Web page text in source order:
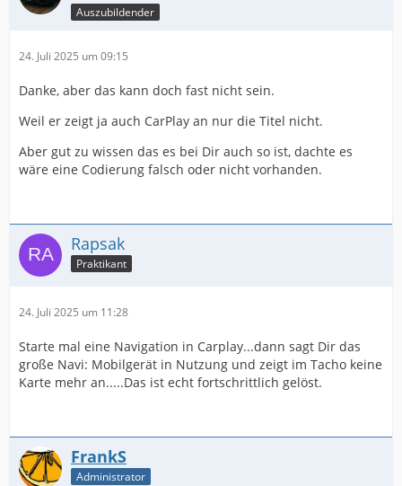
Auszubildender
24. Juli 2025 um 09:15
Danke, aber das kann doch fast nicht sein.
Weil er zeigt ja auch CarPlay an nur die Titel nicht.
Aber gut zu wissen das es bei Dir auch so ist, dachte es
wäre eine Codierung falsch oder nicht vorhanden.
Rapsak
Praktikant
24. Juli 2025 um 11:28
Starte mal eine Navigation in Carplay...dann sagt Dir das
große Navi: Mobilgerät in Nutzung und zeigt im Tacho keine
Karte mehr an.....Das ist echt fortschrittlich gelöst.
FrankS
Administrator